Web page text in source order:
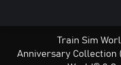
Train Sim
Anniversary Collection